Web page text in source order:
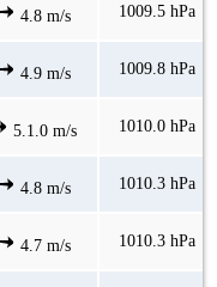
4.8 m/s 1009.5 hPa
4.9 m/s 1009.8 hPa
5.1.0 m/s 1010.0 hPa
4.8 m/s 1010.3 hPa
4.7 m/s 1010.3 hPa